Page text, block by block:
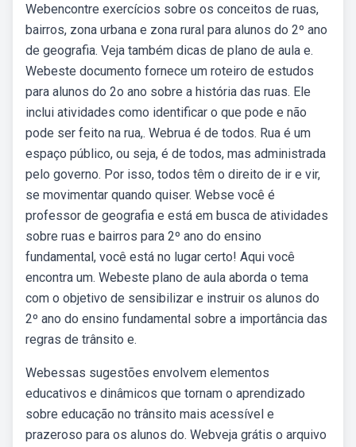
Webencontre exercícios sobre os conceitos de ruas,
bairros, zona urbana e zona rural para alunos do 2º ano
de geografia. Veja também dicas de plano de aula e.
Webeste documento fornece um roteiro de estudos
para alunos do 2o ano sobre a história das ruas. Ele
inclui atividades como identificar o que pode e não
pode ser feito na rua,. Webrua é de todos. Rua é um
espaço público, ou seja, é de todos, mas administrada
pelo governo. Por isso, todos têm o direito de ir e vir,
se movimentar quando quiser. Webse você é
professor de geografia e está em busca de atividades
sobre ruas e bairros para 2º ano do ensino
fundamental, você está no lugar certo! Aqui você
encontra um. Webeste plano de aula aborda o tema
com o objetivo de sensibilizar e instruir os alunos do
2º ano do ensino fundamental sobre a importância das
regras de trânsito e.
Webessas sugestões envolvem elementos
educativos e dinâmicos que tornam o aprendizado
sobre educação no trânsito mais acessível e
prazeroso para os alunos do. Webveja grátis o arquivo